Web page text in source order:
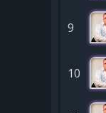
9
10